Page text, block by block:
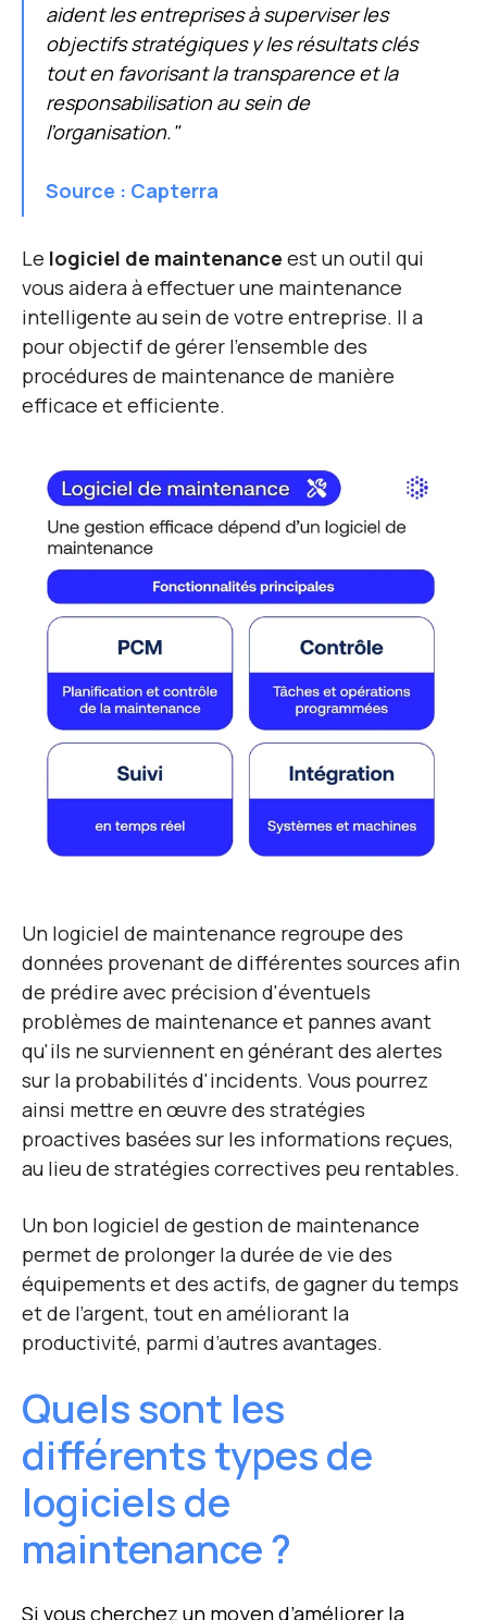
aident les entreprises à superviser les
objectifs stratégiques y les résultats clés
tout en favorisant la transparence et la
responsabilisation au sein de
l’organisation."
Source : Capterra
Le logiciel de maintenance est un outil qui
vous aidera à effectuer une maintenance
intelligente au sein de votre entreprise. Il a
pour objectif de gérer l’ensemble des
procédures de maintenance de manière
efficace et efficiente.
Un logiciel de maintenance regroupe des
données provenant de différentes sources afin
de prédire avec précision d'éventuels
problèmes de maintenance et pannes avant
qu'ils ne surviennent en générant des alertes
sur la probabilités d'incidents. Vous pourrez
ainsi mettre en œuvre des stratégies
proactives basées sur les informations reçues,
au lieu de stratégies correctives peu rentables.
Un bon logiciel de gestion de maintenance
permet de prolonger la durée de vie des
équipements et des actifs, de gagner du temps
et de l’argent, tout en améliorant la
productivité, parmi d’autres avantages.
Quels sont les
différents types de
logiciels de
maintenance ?
Si vous cherchez un moyen d’améliorer la